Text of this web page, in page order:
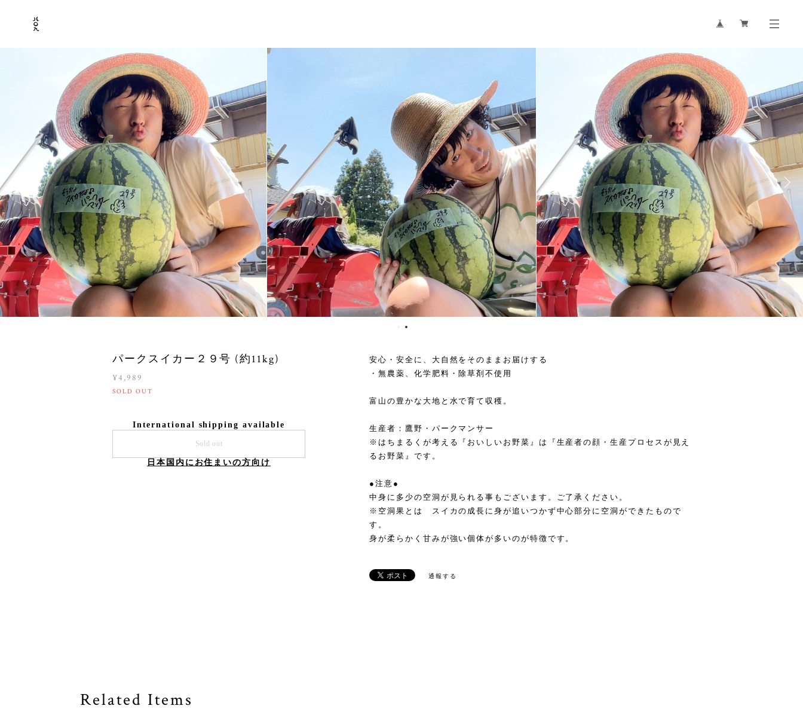
パークスイカー２９号 (約11kg)
¥4,989
SOLD OUT
International shipping available
Sold out
日本国内にお住まいの方向け
安心・安全に、大自然をそのままお届けする
・無農薬、化学肥料・除草剤不使用
富山の豊かな大地と水で育て収穫。
生産者：鷹野・パークマンサー
※はちまるくが考える『おいしいお野菜』は『生産者の顔・生産プロセスが見え
るお野菜』です。
●注意●
中身に多少の空洞が見られる事もございます。ご了承ください。
※空洞果とは スイカの成長に身が追いつかず中心部分に空洞ができたもので
す。
身が柔らかく甘みが強い個体が多いのが特徴です。
通報する
Related Items